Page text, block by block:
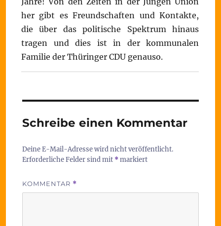
her gibt es Freundschaften und Kontakte,
die über das politische Spektrum hinaus
tragen und dies ist in der kommunalen
Familie der Thüringer CDU genauso.
Schreibe einen Kommentar
Deine E-Mail-Adresse wird nicht veröffentlicht.
Erforderliche Felder sind mit *markiert
KOMMENTAR *